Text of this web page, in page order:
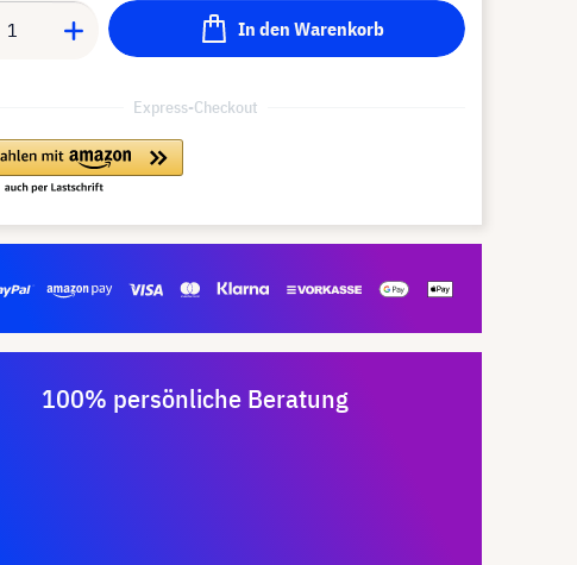
In den Warenkorb
Express-Checkout
100% persönliche Beratung